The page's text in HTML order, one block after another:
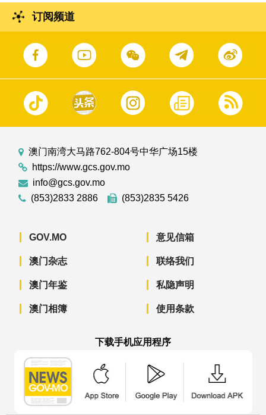
订阅频道
澳门南湾大马路762-804号中华广场15楼
https://www.gcs.gov.mo
info@gcs.gov.mo
(853)2833 2886
(853)2835 5426
GOV.MO
澳门杂志
澳门年鉴
澳门相簿
意见信箱
联络我们
私隐声明
使用条款
下载手机应用程序